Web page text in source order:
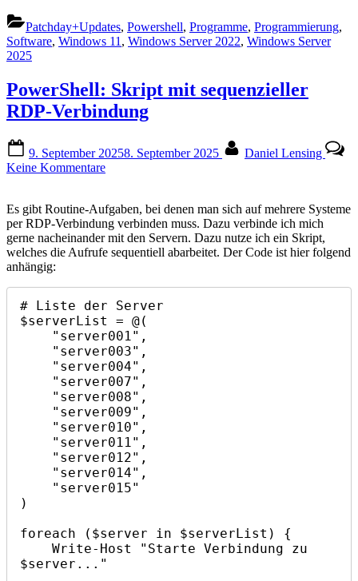
Patchday+Updates, Powershell, Programme, Programmierung,
Software, Windows 11, Windows Server 2022, Windows Server
2025
PowerShell: Skript mit sequenzieller
RDP-Verbindung
on
9. September 20258. September 2025
Daniel Lensing
Keine Kommentarezu
mit
sequenzieller
RDP-
Verbindung
Es gibt Routine-Aufgaben, bei denen man sich auf mehrere Systeme
per RDP-Verbindung verbinden muss. Dazu verbinde ich mich
gerne nacheinander mit den Servern. Dazu nutze ich ein Skript,
welches die Aufrufe sequentiell abarbeitet. Der Code ist hier folgend
anhängig:
# Liste der Server
$serverList = @(
)
foreach ($server in $serverList) {
$server..."